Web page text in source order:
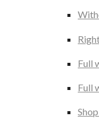
Full
Full